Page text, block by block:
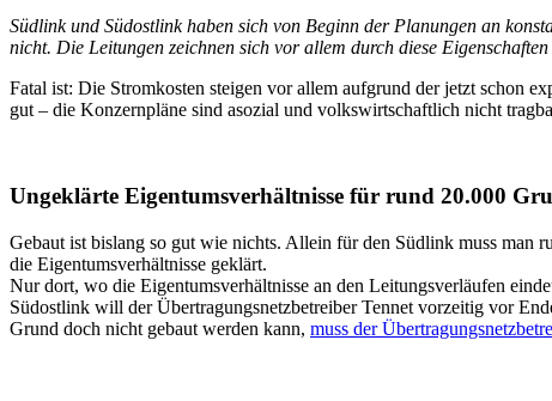
Süd­link und Süd­ost­link haben sich von Beginn der Pla­nun­gen an
nicht. Die Lei­tun­gen zeich­nen sich vor allem durch die­se
Fatal ist: Die Strom­kos­ten stei­gen vor allem auf­grund der jetzt schon
gut – die Kon­zern­plä­ne sind aso­zi­al und volks­wirt­schaft­lich nicht
Unge­klär­te Eigen­tums­ver­hält­nis­se für rund 20.000
Gebaut ist bis­lang so gut wie nichts. Allein für den Süd­link muss man
die Eigen­tums­ver­hält­nis­se geklärt.
Nur dort, wo die Eigen­tums­ver­hält­nis­se an den Lei­tungs­ver­läu­fen
Süd­ost­link will der Über­tra­gungs­netz­be­trei­ber Ten­net vor­zei­tig vor
Grund doch nicht gebaut wer­den kann, muss der